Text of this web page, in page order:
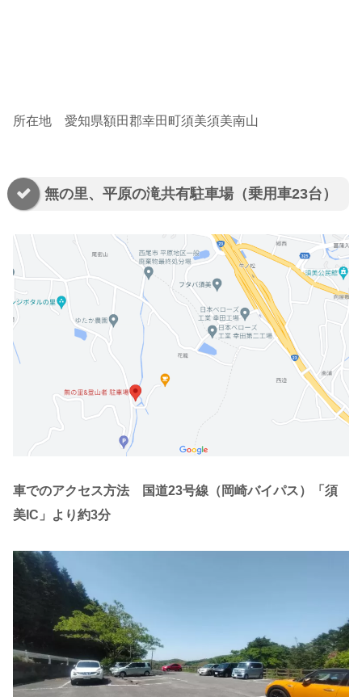
所在地 愛知県額田郡幸田町須美須美南山
無の里、平原の滝共有駐車場（乗用車23台）
車でのアクセス方法 国道23号線（岡崎バイパス）「須
美IC」より約3分